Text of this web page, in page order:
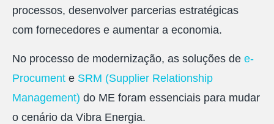
processos, desenvolver parcerias estratégicas
com fornecedores e aumentar a economia.
No processo de modernização, as soluções de e-
Procument e SRM (Supplier Relationship
Management) do ME foram essenciais para mudar
o cenário da Vibra Energia.